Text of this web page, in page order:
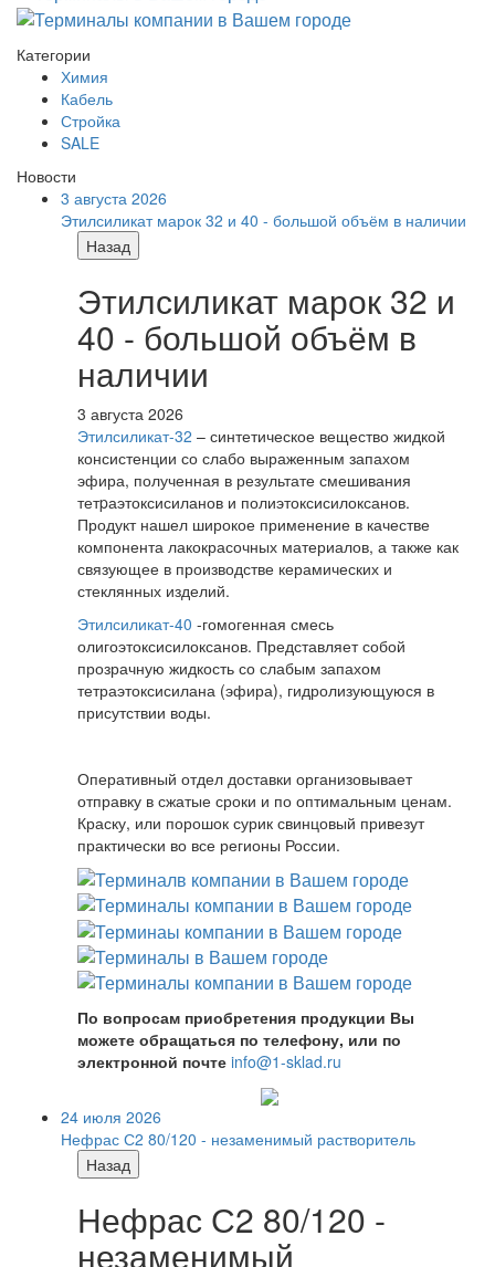
Категории
Химия
Кабель
Стройка
SALE
Новости
3 августа 2026
Этилсиликат марок 32 и 40 - большой объём в наличии
Назад
Этилсиликат марок 32 и
40 - большой объём в
наличии
3 августа 2026
Этилсиликат-32 – синтетическое вещество жидкой
консистенции со слабо выраженным запахом
эфира, полученная в результате смешивания
тетpаэтоксисиланов и полиэтоксисилоксанов.
Продукт нашел широкое применение в качестве
компонента лакокрасочных материалов, а также как
связующее в производстве керамических и
стеклянных изделий.
Этилсиликат-40 -гомогенная смесь
олигоэтоксисилоксанов. Представляет собой
прозрачную жидкость со слабым запахом
тетраэтоксисилана (эфира), гидролизующуюся в
присутствии воды.
Оперативный отдел доставки организовывает
отправку в сжатые сроки и по оптимальным ценам.
Краску, или порошок сурик свинцовый привезут
практически во все регионы России.
По вопросам приобретения продукции Вы
можете обращаться по телефону, или по
электронной почте info@1-sklad.ru
24 июля 2026
Нефрас С2 80/120 - незаменимый растворитель
Назад
Нефрас С2 80/120 -
незаменимый